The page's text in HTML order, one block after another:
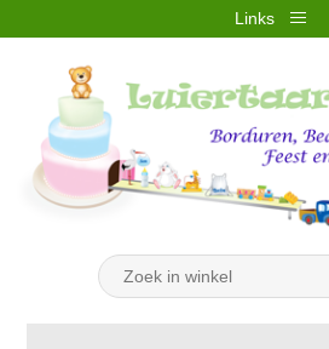
Links
REGISTREREN
WINKELWAGEN